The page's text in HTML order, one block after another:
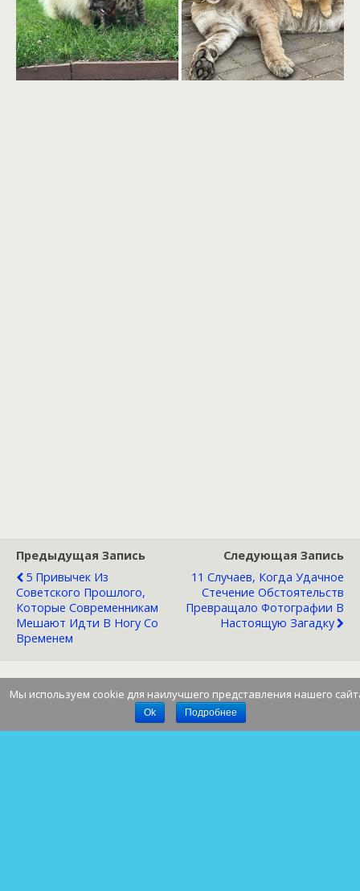
Предыдущая Запись
5 Привычек Из
Советского Прошлого,
Которые Современникам
Мешают Идти В Ногу Со
Временем
Следующая Запись
11 Случаев, Когда Удачное
Стечение Обстоятельств
Превращало Фотографии В
Настоящую Загадку
Мы используем cookie для наилучшего представления нашего
Ok Подробнее
Наверх